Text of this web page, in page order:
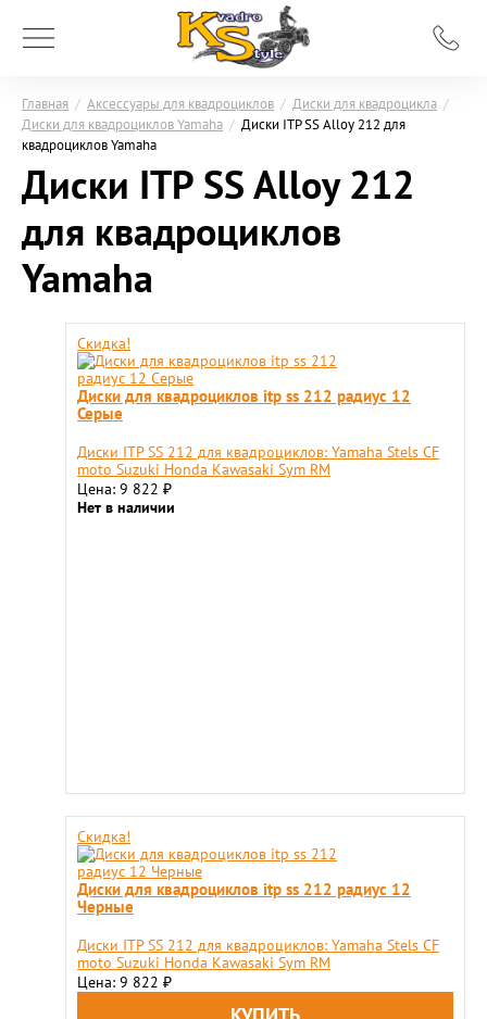
Главная / Аксессуары для квадроциклов / Диски для квадроцикла /
Диски для квадроциклов Yamaha / Диски ITP SS Alloy 212 для
квадроциклов Yamaha
Диски ITP SS Alloy 212
для квадроциклов
Yamaha
Скидка!
Диски для квадроциклов itp ss 212 радиус 12
Серые
Диски ITP SS 212 для квадроциклов: Yamaha Stels CF
moto Suzuki Honda Kawasaki Sym RM
Цена: 9 822 ₽
Нет в наличии
Скидка!
Диски для квадроциклов itp ss 212 радиус 12
Черные
Диски ITP SS 212 для квадроциклов: Yamaha Stels CF
moto Suzuki Honda Kawasaki Sym RM
Цена: 9 822 ₽